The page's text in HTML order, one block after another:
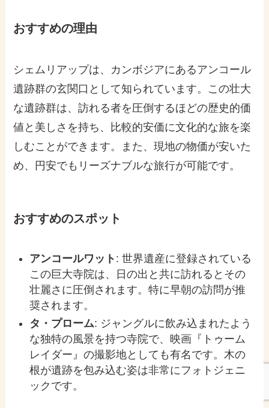
おすすめの理由
シェムリアップは、カンボジアにあるアンコール
遺跡群の玄関口として知られています。この壮大
な遺跡群は、訪れる者を圧倒するほどの歴史的価
値と美しさを持ち、比較的安価に文化的な旅を楽
しむことができます。また、現地の物価が安いた
め、円安でもリーズナブルな旅行が可能です。
おすすめのスポット
アンコールワット : 世界遺産に登録されている
この巨大寺院は、日の出と共に訪れるとその
壮麗さに圧倒されます。特に早朝の訪問が推
奨されます。
タ・プローム: ジャングルに飲み込まれたよう
な独特の風景を持つ寺院で、映画『トゥーム
レイダー』の撮影地としても有名です。木の
根が遺跡を包み込む姿は非常にフォトジェニ
ックです。